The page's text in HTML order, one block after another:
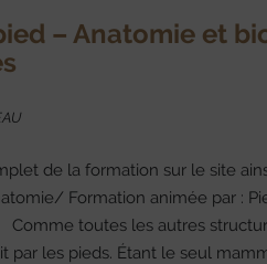
– Anatomie et
de la formation sur le site
Formation animée par :
Comme toutes les autres
par les pieds. Étant le seul